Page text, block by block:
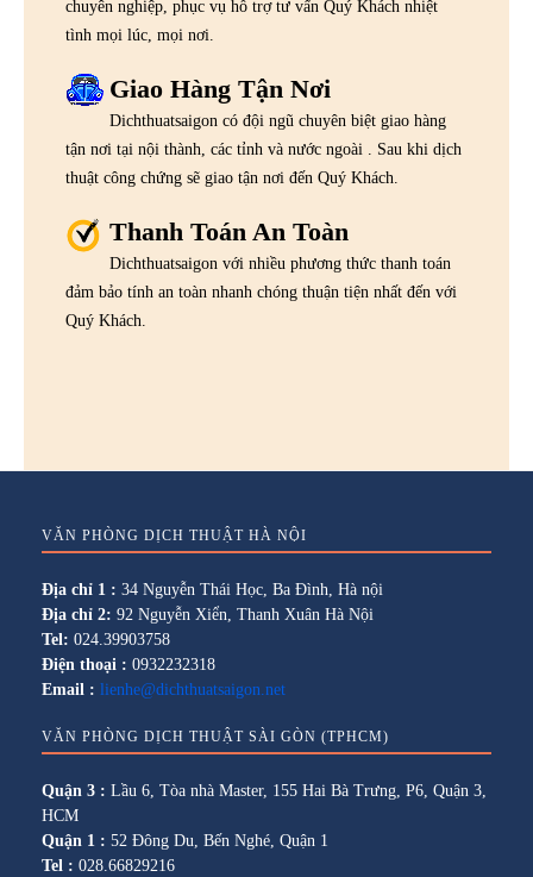
chuyên nghiệp, phục vụ hỗ trợ tư vấn Quý Khách nhiệt
tình mọi lúc, mọi nơi.
Giao Hàng Tận Nơi
Dichthuatsaigon có đội ngũ chuyên biệt giao hàng
tận nơi tại nội thành, các tỉnh và nước ngoài . Sau khi dịch
thuật công chứng sẽ giao tận nơi đến Quý Khách.
Thanh Toán An Toàn
Dichthuatsaigon với nhiều phương thức thanh toán
đảm bảo tính an toàn nhanh chóng thuận tiện nhất đến với
Quý Khách.
VĂN PHÒNG DỊCH THUẬT HÀ NỘI
Địa chỉ 1 : 34 Nguyễn Thái Học, Ba Đình, Hà nội
Địa chỉ 2: 92 Nguyễn Xiển, Thanh Xuân Hà Nội
Tel: 024.39903758
Điện thoại : 0932232318
Email : lienhe@dichthuatsaigon.net
VĂN PHÒNG DỊCH THUẬT SÀI GÒN (TPHCM)
Quận 3 : Lầu 6, Tòa nhà Master, 155 Hai Bà Trưng, P6, Quận 3,
HCM
Quận 1 : 52 Đông Du, Bến Nghé, Quận 1
Tel : 028.66829216